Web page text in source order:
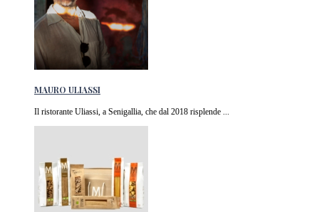
MAURO ULIASSI
Il ristorante Uliassi, a Senigallia, che dal 2018 risplende ...